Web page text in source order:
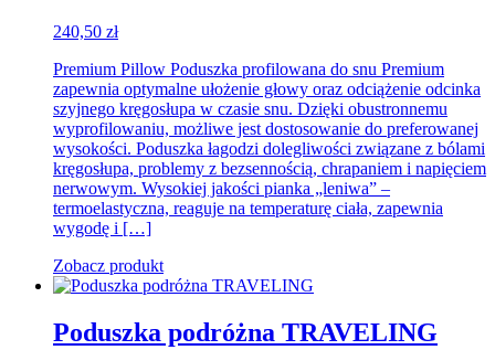
240,50 zł
Premium Pillow Poduszka profilowana do snu Premium
zapewnia optymalne ułożenie głowy oraz odciążenie odcinka
szyjnego kręgosłupa w czasie snu. Dzięki obustronnemu
wyprofilowaniu, możliwe jest dostosowanie do preferowanej
wysokości. Poduszka łagodzi dolegliwości związane z bólami
kręgosłupa, problemy z bezsennością, chrapaniem i napięciem
nerwowym. Wysokiej jakości pianka „leniwa” –
termoelastyczna, reaguje na temperaturę ciała, zapewnia
wygodę i […]
Zobacz produkt
Poduszka podróżna TRAVELING